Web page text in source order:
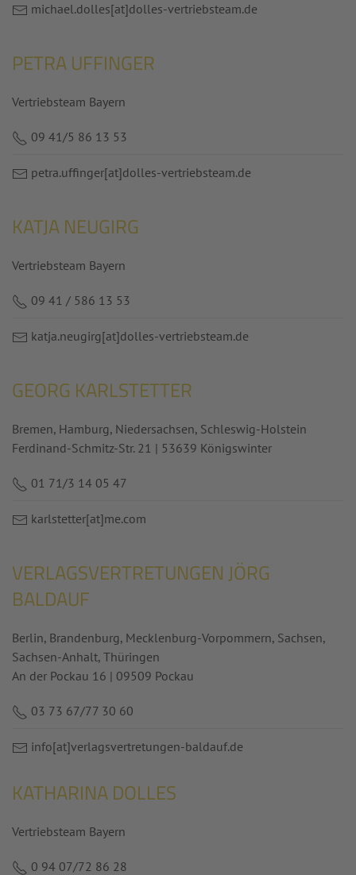
michael.dolles[at]dolles-vertriebsteam.de
PETRA UFFINGER
Vertriebsteam Bayern
09 41/5 86 13 53
petra.uffinger[at]dolles-vertriebsteam.de
KATJA NEUGIRG
Vertriebsteam Bayern
09 41 / 586 13 53
katja.neugirg[at]dolles-vertriebsteam.de
GEORG KARLSTETTER
Bremen, Hamburg, Niedersachsen, Schleswig-Holstein
Ferdinand-Schmitz-Str. 21 | 53639 Königswinter
01 71/3 14 05 47
karlstetter[at]me.com
VERLAGSVERTRETUNGEN JÖRG
BALDAUF
Berlin, Brandenburg, Mecklenburg-Vorpommern, Sachsen,
Sachsen-Anhalt, Thüringen
An der Pockau 16 | 09509 Pockau
03 73 67/77 30 60
info[at]verlagsvertretungen-baldauf.de
KATHARINA DOLLES
Vertriebsteam Bayern
0 94 07/72 86 28